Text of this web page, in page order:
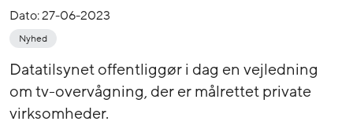
Dato:27-06-2023
Nyhed
Datatilsynet offentliggør i dag en vejledning
om tv-overvågning, der er målrettet private
virksomheder.